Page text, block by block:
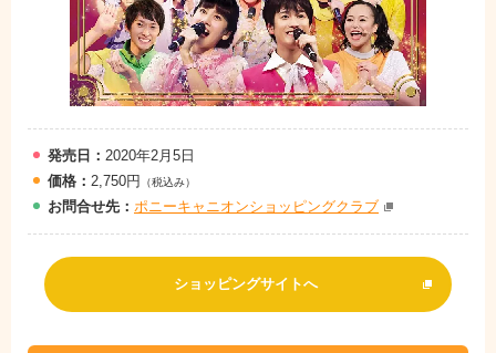
発売日： 2020年2月5日
価格： 2,750円 （税込み）
お問合せ先： ポニーキャニオンショッピングクラブ
ショッピングサイトへ